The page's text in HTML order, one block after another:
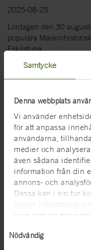
Samtycke
Denna webbplats
Vi använder
för att anpassa
användarna,
medier och
även sådana
information från din
annons- och
Dessa kan i sin tur
annan information
eller som de har
Nödvändig
2025-08-25
Lördagen den 30
populära
Eskilstuna...